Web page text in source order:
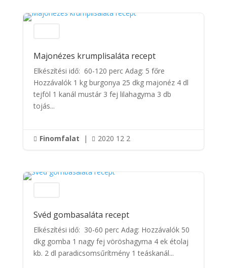
Majonézes krumplisaláta recept
Elkészítési idő: 60-120 perc Adag: 5 főre
Hozzávalók 1 kg burgonya 25 dkg majonéz 4 dl
tejföl 1 kanál mustár 3 fej lilahagyma 3 db
tojás...
 Finomfalat |  2020 12 2
Svéd gombasaláta recept
Elkészítési idő: 30-60 perc Adag: Hozzávalók 50
dkg gomba 1 nagy fej vöröshagyma 4 ek étolaj
kb. 2 dl paradicsomsűrítmény 1 teáskanál...